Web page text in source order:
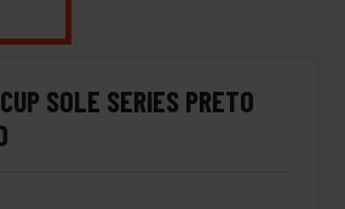
SOLE SERIES PRETO